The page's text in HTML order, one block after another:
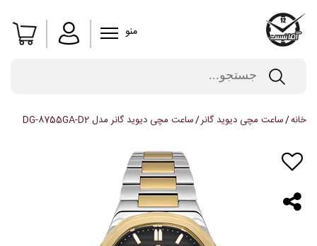
منو
خانه ساعت مچی دیوید گانر ساعت مچی دیوید گانر مدل DG-8755GA-D2